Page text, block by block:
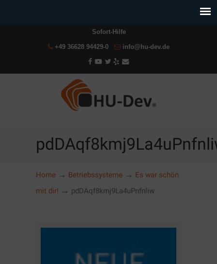
Sofort-Hilfe
+49 36628 94429-0 info@hu-dev.de
Home → Betriebssysteme → Es war schön
mit dir! → pdDAqf8kmj9La4uPnfnliw